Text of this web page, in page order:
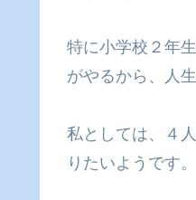
特に小学校２年
がやるから、人
私としては、４
りたいようです。